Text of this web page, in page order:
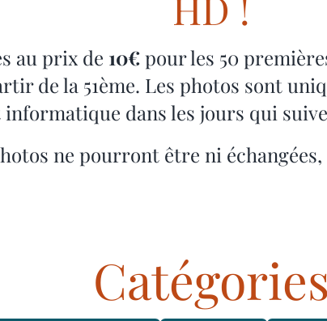
au prix de 10€pour les 50
de la 51ème. Les photos sont
dans les jours qui
ne pourront être ni
Catégories